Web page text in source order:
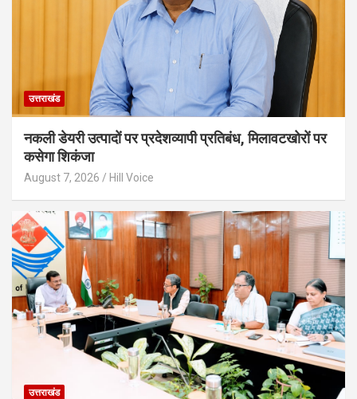
उत्तराखंड
नकली डेयरी उत्पादों पर प्रदेशव्यापी प्रतिबंध, मिलावटखोरों पर
कसेगा शिकंजा
August 7, 2026 Hill Voice
उत्तराखंड